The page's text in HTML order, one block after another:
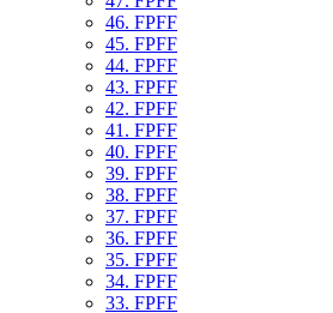
46. FPFF
45. FPFF
44. FPFF
43. FPFF
42. FPFF
41. FPFF
40. FPFF
39. FPFF
38. FPFF
37. FPFF
36. FPFF
35. FPFF
34. FPFF
33. FPFF